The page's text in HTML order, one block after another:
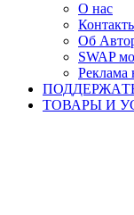
О нас
Об
SWAP
Реклама
ТОВАРЫ И